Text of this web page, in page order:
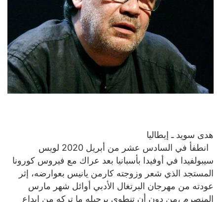
هدى سويد ـ إيطاليا
انطفأ في السادس عشر من أبريل 2020 لويس
سيبولفيدا في أوفيدا بأسبانيا بعد عراك مع فيروس كورونا
المستجد الذي شعر وزوجته كارمن يانيس بعوارضه، إثر
عودته من مهرجان البرتغال الأدبي أوائل شهر مارس
المنصرم ،من دون أن تنطوي برحيله ما تركه من إبداع